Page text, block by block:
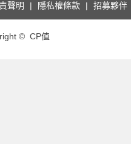
聲明 隱私權條款 招募夥伴
© CP值